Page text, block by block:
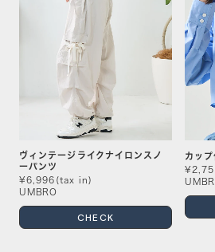
ヴィンテージライクナイロンスノ
ーパンツ
¥6,996(tax in)
UMBRO
CHECK
カッ